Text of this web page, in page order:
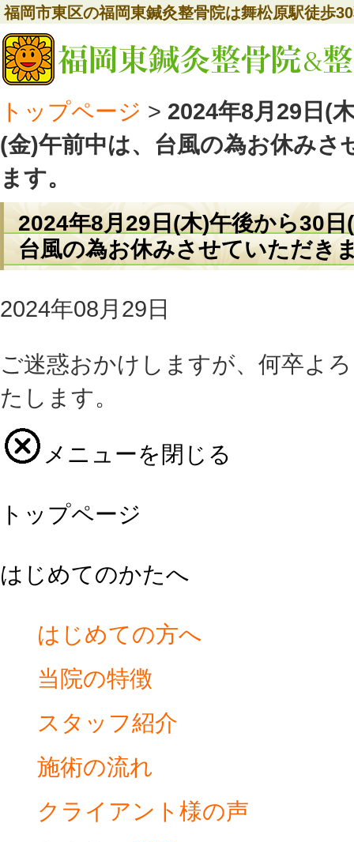
福岡市東区の福岡東鍼灸整骨院は舞松原駅徒歩
トップページ > 2024年8月29日(
(金)午前中は、台風の為お休みさ
ます。
2024年8月29日(木)午後から30日
台風の為お休みさせていただき
2024年08月29日
ご迷惑おかけしますが、何卒よ
たします。
メニューを閉じる
トップページ
はじめてのかたへ
はじめての方へ
当院の特徴
スタッフ紹介
施術の流れ
クライアント様の声